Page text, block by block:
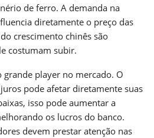
de ferro. A demanda na
diretamente o preço das
crescimento chinês são
costumam subir.
grande player no mercado. O
pode afetar diretamente suas
isso pode aumentar a
os lucros do banco.
devem prestar atenção nas